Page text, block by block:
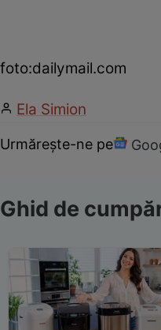
foto:dailymail.com
Ela Simion
Urmărește-ne pe
Ghid de